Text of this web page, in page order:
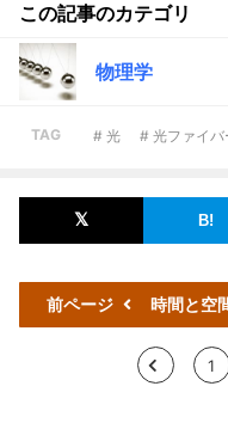
この記事のカテゴリ
物理学
TAG # 光 # 光ファイバ
前ページ 時間と空
< 1